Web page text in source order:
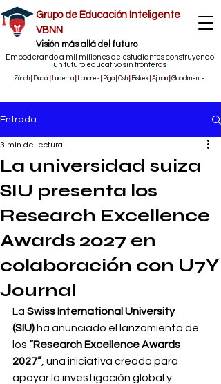
Grupo de Educación Inteligente
VBNN
​Visión más allá del futuro
Empoderando a mil millones de estudiantes construyendo
un futuro educativo sin fronteras
Zúrich Dubái Lucerna Londres Riga Osh Biskek Ajman Globalmente
Entrada
La universidad suiza
SIU presenta los
Research Excellence
Awards 2027 en
colaboración con U7Y
Journal
3 min de lectura
La Swiss International University
(SIU) ha anunciado el lanzamiento de
los “Research Excellence Awards
2027” , una iniciativa creada para
apoyar la investigación global y